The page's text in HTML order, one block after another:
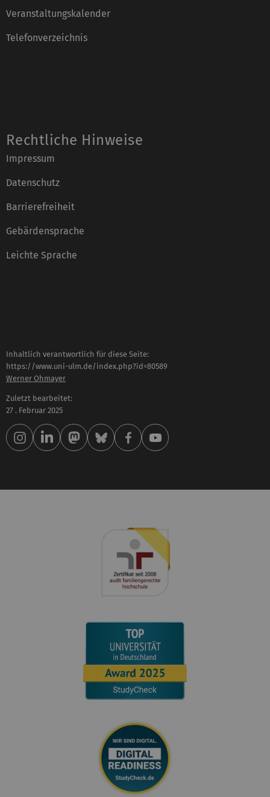
Veranstaltungskalender
Telefonverzeichnis
Rechtliche Hinweise
Impressum
Datenschutz
Barrierefreiheit
Gebärdensprache
Leichte Sprache
Inhaltlich verantwortlich für diese Seite:
https://www.uni-ulm.de/index.php?id=80589
Werner Ohmayer
Zuletzt bearbeitet:
27 . Februar 2025